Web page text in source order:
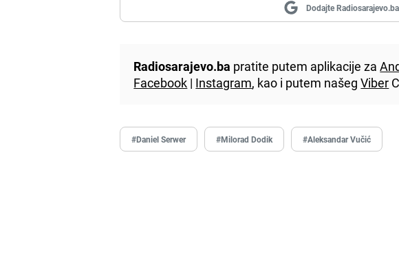
Dodajte
Radiosarajevo.ba pratite putem aplikacije za
Facebook | Instagram, kao i putem našegViber
#Daniel Serwer #Milorad Dodik #Aleksandar Vučić